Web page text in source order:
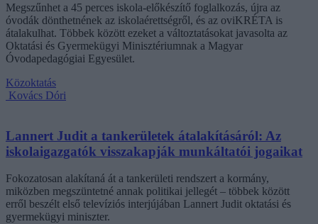
Megszűnhet a 45 perces iskola-előkészítő foglalkozás, újra az
óvodák dönthetnének az iskolaérettségről, és az oviKRÉTA is
átalakulhat. Többek között ezeket a változtatásokat javasolta az
Oktatási és Gyermekügyi Minisztériumnak a Magyar
Óvodapedagógiai Egyesület.
Közoktatás
Kovács Dóri
Lannert Judit a tankerületek átalakításáról: Az
iskolaigazgatók visszakapják munkáltatói jogaikat
Fokozatosan alakítaná át a tankerületi rendszert a kormány,
miközben megszüntetné annak politikai jellegét – többek között
erről beszélt első televíziós interjújában Lannert Judit oktatási és
gyermekügyi miniszter.